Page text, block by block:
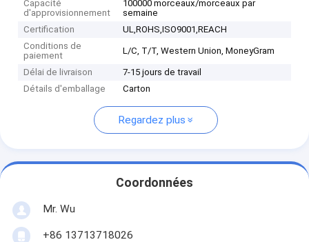
Capacité
d'approvisionnement
100000 morceaux/morceaux par
semaine
Certification
UL,ROHS,ISO9001,REACH
Conditions de
paiement
L/C, T/T, Western Union, MoneyGram
Délai de livraison
7-15 jours de travail
Détails d'emballage
Carton
Regardez plus
Coordonnées
Mr. Wu
+86 13713718026